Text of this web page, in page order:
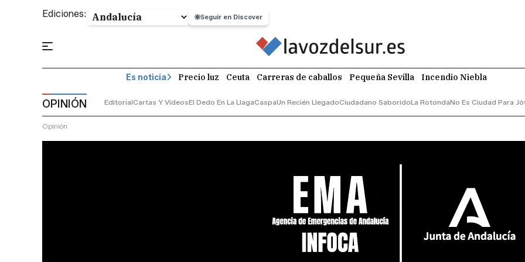
Ediciones: Seguir en Discover
Es noticia Precio luz Ceuta Carreras de caballos Pequeña Sevilla Incendio Niebla
OPINIÓN EditorialCartas Y VídeosEl Dedo En La LlagaCaspaUn Recién LlegadoCiudadano SaboridoLa RotondaNo Es Ciudad Para
Opinión